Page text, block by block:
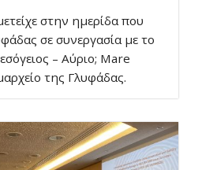
στην ημερίδα που
σε συνεργασία με το
– Αύριο; Mare
της Γλυφάδας.